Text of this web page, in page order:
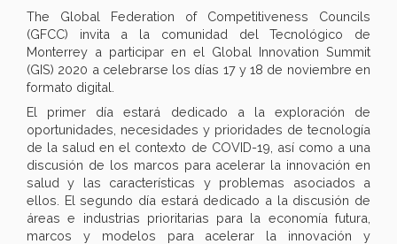
The Global Federation of Competitiveness Councils
(GFCC) invita a la comunidad del Tecnológico de
Monterrey a participar en el Global Innovation Summit
(GIS) 2020 a celebrarse los días 17 y 18 de noviembre en
formato digital.
El primer día estará dedicado a la exploración de
oportunidades, necesidades y prioridades de tecnología
de la salud en el contexto de COVID-19, así como a una
discusión de los marcos para acelerar la innovación en
salud y las características y problemas asociados a
ellos. El segundo día estará dedicado a la discusión de
áreas e industrias prioritarias para la economía futura,
marcos y modelos para acelerar la innovación y